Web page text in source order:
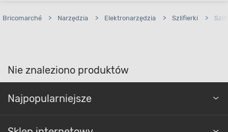
Bricomarché > Narzędzia > Elektronarzędzia > Szlifierki >
Nie znaleziono produktów
Najpopularniejsze